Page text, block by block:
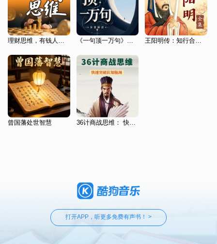
理财思维，有钱人和你想的不一样 《一句顶一万句》深度解读|刘震云|咸的玩笑|豆瓣高分 王阳明传：知行合一的心学圣人
曾国藩处世智慧 36计商战思维： 快速突破认知瓶颈
打开APP，听更多免费有声书！ >